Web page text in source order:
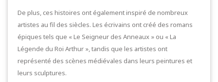
De plus, ces histoires ont également inspiré de nombreux
artistes au fil des siècles. Les écrivains ont créé des romans
épiques tels que « Le Seigneur des Anneaux » ou « La
Légende du Roi Arthur », tandis que les artistes ont
représenté des scènes médiévales dans leurs peintures et
leurs sculptures.